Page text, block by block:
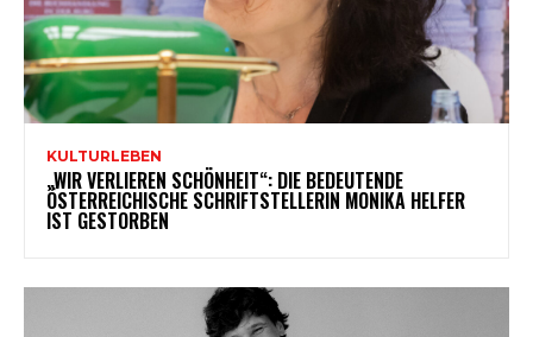
KULTURLEBEN
„WIR VERLIEREN SCHÖNHEIT“: DIE BEDEUTENDE
ÖSTERREICHISCHE SCHRIFTSTELLERIN MONIKA HELFER
IST GESTORBEN